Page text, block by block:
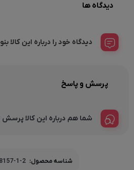
دیدگاه ها
دیدگاه خود را درباره این کالا
پرسش و پاسخ
شما هم درباره این کالا پرسش
شناسه محصول: 1-2